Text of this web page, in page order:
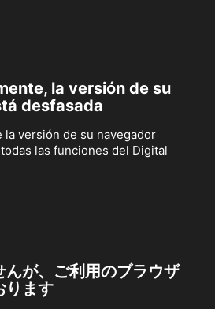
la versión de su
desfasada
la versión de su navegador
las funciones del Digital
んが、ご利用のブラウザ
ります